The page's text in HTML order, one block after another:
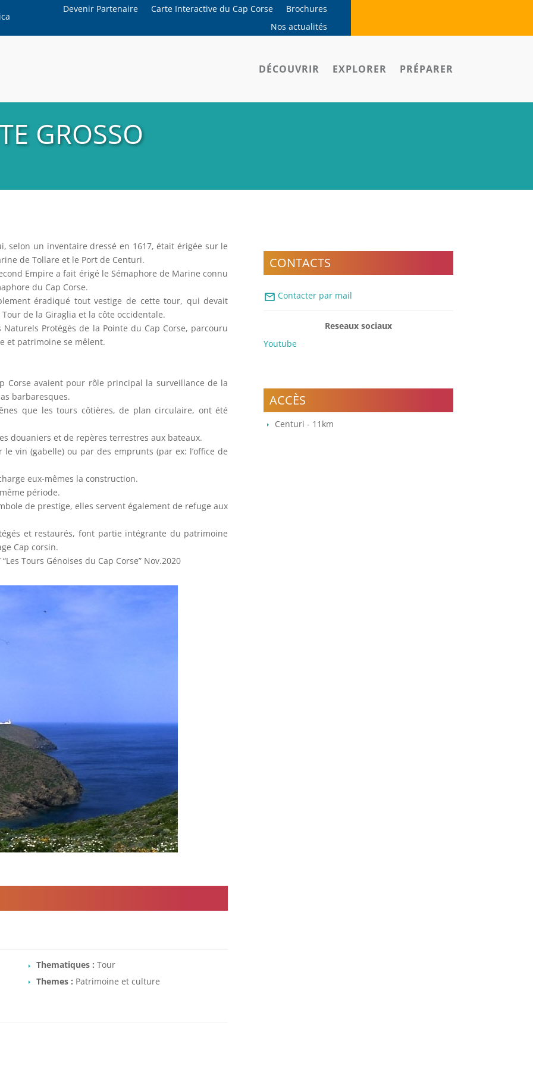
Devenir Partenaire Carte Interactive du Cap Corse
Brochures
Nos actualités
DÉCOUVRIR EXPLORER PRÉPARER
GROSSO
selon un inventaire dressé en 1617, était érigée sur le
de Tollare et le Port de Centuri.
Empire a fait érigé le Sémaphore de Marine connu
du Cap Corse.
éradiqué tout vestige de cette tour, qui devait
de la Giraglia et la côte occidentale.
Protégés de la Pointe du Cap Corse, parcouru
et patrimoine se mêlent.
Corse avaient pour rôle principal la surveillance de la
barbaresques.
que les tours côtières, de plan circulaire, ont été
douaniers et de repères terrestres aux bateaux.
vin (gabelle) ou par des emprunts (par ex: l’office de
eux-mêmes la construction.
période.
de prestige, elles servent également de refuge aux
et restaurés, font partie intégrante du patrimoine
Cap corsin.
Tours Génoises du Cap Corse” Nov.2020
Thematiques : Tour
Themes : Patrimoine et culture
CONTACTS
mail Contacter par mail
Reseaux sociaux
Youtube
ACCÈS
Centuri - 11km